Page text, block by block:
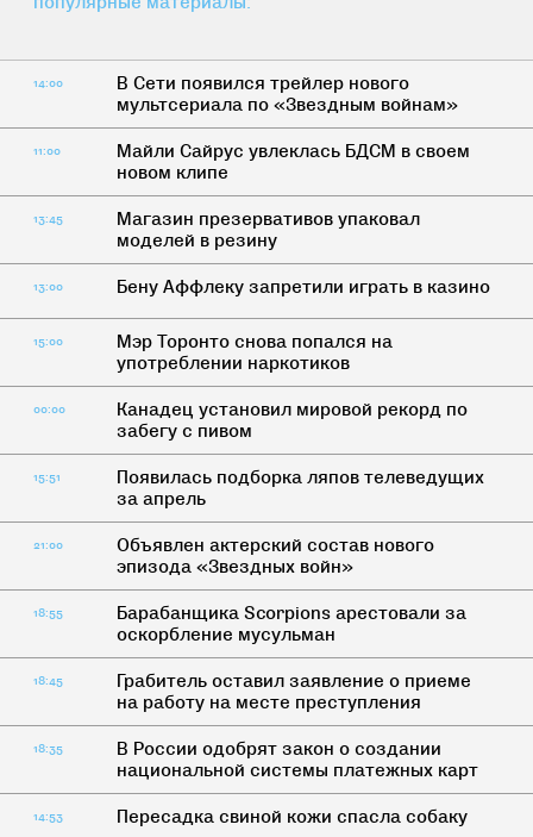
14:00
В Сети появился трейлер нового
мультсериала по «Звездным войнам»
11:00
Майли Сайрус увлеклась БДСМ в своем
новом клипе
13:45
Магазин презервативов упаковал
моделей в резину
13:00 Бену Аффлеку запретили играть в казино
15:00
Мэр Торонто снова попался на
употреблении наркотиков
00:00
Канадец установил мировой рекорд по
забегу с пивом
15:51
Появилась подборка ляпов телеведущих
за апрель
21:00
Объявлен актерский состав нового
эпизода «Звездных войн»
18:55
Барабанщика Scorpions арестовали за
оскорбление мусульман
18:45
Грабитель оставил заявление о приеме
на работу на месте преступления
18:35
В России одобрят закон о создании
национальной системы платежных карт
14:53 Пересадка свиной кожи спасла собаку